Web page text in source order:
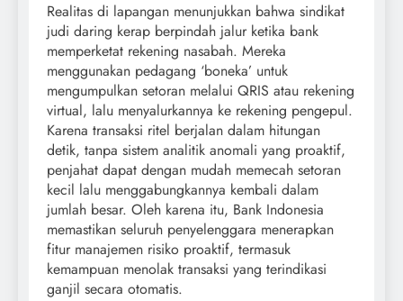
Realitas di lapangan menunjukkan bahwa sindikat
judi daring kerap berpindah jalur ketika bank
memperketat rekening nasabah. Mereka
menggunakan pedagang ‘boneka’ untuk
mengumpulkan setoran melalui QRIS atau rekening
virtual, lalu menyalurkannya ke rekening pengepul.
Karena transaksi ritel berjalan dalam hitungan
detik, tanpa sistem analitik anomali yang proaktif,
penjahat dapat dengan mudah memecah setoran
kecil lalu menggabungkannya kembali dalam
jumlah besar. Oleh karena itu, Bank Indonesia
memastikan seluruh penyelenggara menerapkan
fitur manajemen risiko proaktif, termasuk
kemampuan menolak transaksi yang terindikasi
ganjil secara otomatis.